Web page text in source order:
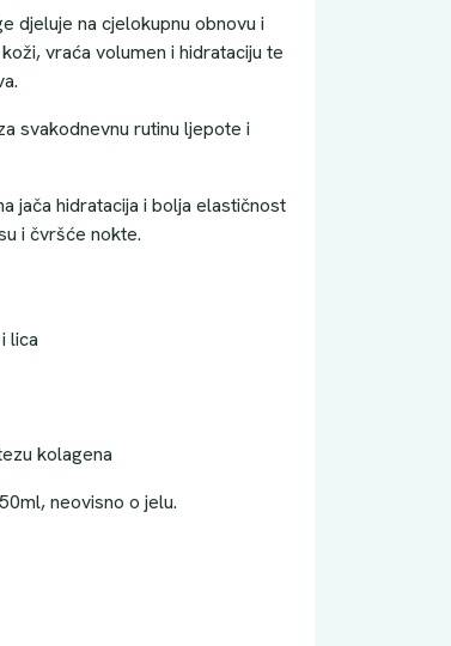
djeluje na cjelokupnu obnovu i
vraća volumen i hidrataciju te
svakodnevnu rutinu ljepote i
jača hidratacija i bolja elastičnost
i čvršće nokte.
lica
kolagena
neovisno o jelu.